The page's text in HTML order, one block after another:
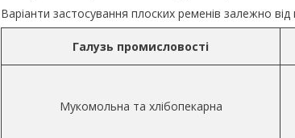
Варіанти застосування плоских ременів залежно
Галузь промисловості
Мукомольна та хлібопекарна